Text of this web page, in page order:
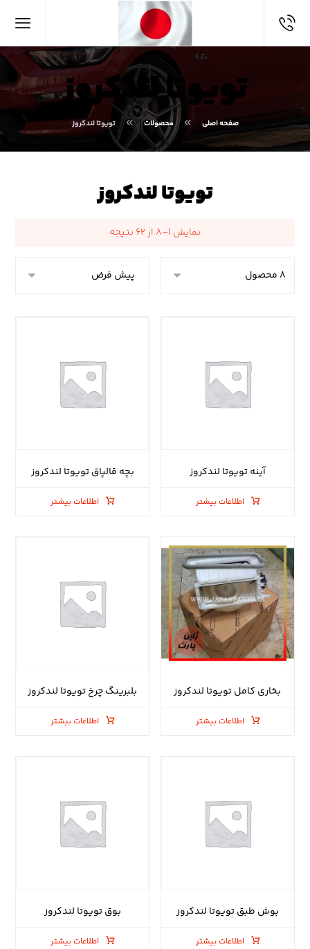
تویوتا لندکروز
صفحه اصلی محصولات تویوتا لندکروز
تویوتا لندکروز
نمایش ۱–۸ از ۶۲ نتیجه
آینه تویوتا لندکروز
اطلاعات بیشتر
بچه قالپاق تویوتا لندکروز
اطلاعات بیشتر
بخاری کامل تویوتا لندکروز
اطلاعات بیشتر
بلبرینگ چرخ تویوتا لندکروز
اطلاعات بیشتر
بوش طبق تویوتا لندکروز
اطلاعات بیشتر
بوق تویوتا لندکروز
اطلاعات بیشتر